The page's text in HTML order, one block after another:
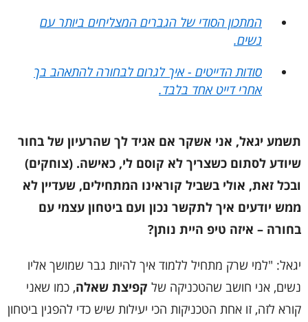
המתכון הסודי של הגברים המצליחים ביותר עם
נשים.
סודות הדייטים - איך לגרום לבחורה להתאהב בך
אחרי דייט אחד בלבד.
תשמע יגאל, אני אשקר אם אגיד לך שהרעיון של בחור
שיודע לסתום כשצריך לא קוסם לי, כאישה. (צוחקים)
ובכל זאת, אולי בשביל קוראינו המתחילים, שעדיין לא
ממש יודעים איך לתקשר נכון ועם ביטחון עצמי עם
בחורה – איזה טיפ היית נותן?
יגאל: "למי שרק מתחיל ללמוד איך להיות גבר שמושך אליו
נשים, אני חושב שהטכניקה של קפיצת שאלה, כמו שאני
קורא לזה, זו אחת הטכניקות הכי יעילות שיש כדי להפגין ביטחון